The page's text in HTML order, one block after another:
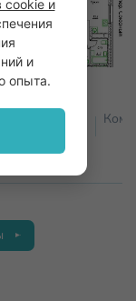
Этаж
cookie и
и
опыта.